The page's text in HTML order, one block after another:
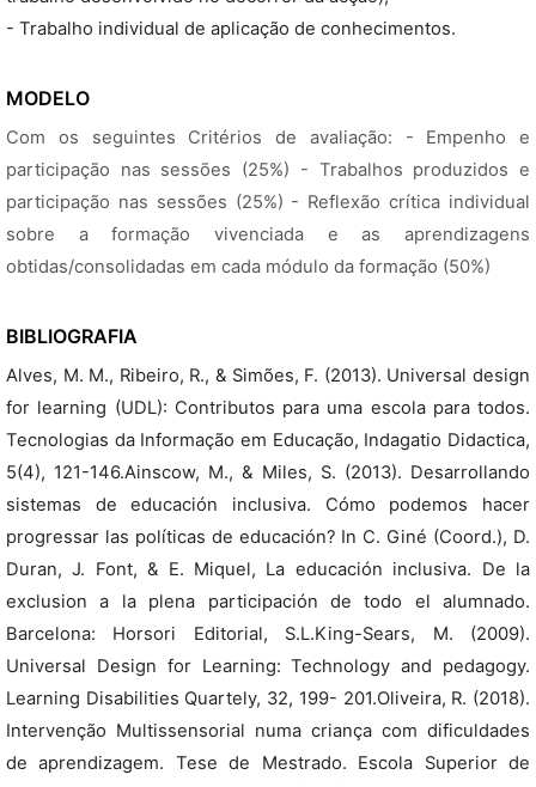
- Trabalho individual de aplicação de conhecimentos.
MODELO
Com os seguintes Critérios de avaliação: - Empenho e
participação nas sessões (25%) - Trabalhos produzidos e
participação nas sessões (25%) - Reflexão crítica individual
sobre a formação vivenciada e as aprendizagens
obtidas/consolidadas em cada módulo da formação (50%)
BIBLIOGRAFIA
Alves, M. M., Ribeiro, R., & Simões, F. (2013). Universal design
for learning (UDL): Contributos para uma escola para todos.
Tecnologias da Informação em Educação, Indagatio Didactica,
5(4), 121-146.Ainscow, M., & Miles, S. (2013). Desarrollando
sistemas de educación inclusiva. Cómo podemos hacer
progressar las políticas de educación? In C. Giné (Coord.), D.
Duran, J. Font, & E. Miquel, La educación inclusiva. De la
exclusion a la plena participación de todo el alumnado.
Barcelona: Horsori Editorial, S.L.King-Sears, M. (2009).
Universal Design for Learning: Technology and pedagogy.
Learning Disabilities Quartely, 32, 199- 201.Oliveira, R. (2018).
Intervenção Multissensorial numa criança com dificuldades
de aprendizagem. Tese de Mestrado. Escola Superior de